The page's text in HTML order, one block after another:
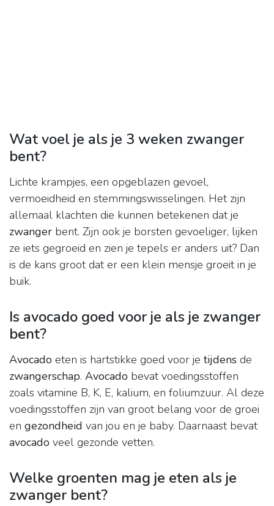
Wat voel je als je 3 weken zwanger
bent?
Lichte krampjes, een opgeblazen gevoel,
vermoeidheid en stemmingswisselingen. Het zijn
allemaal klachten die kunnen betekenen dat je
zwanger bent. Zijn ook je borsten gevoeliger, lijken
ze iets gegroeid en zien je tepels er anders uit? Dan
is de kans groot dat er een klein mensje groeit in je
buik.
Is avocado goed voor je als je zwanger
bent?
Avocado eten is hartstikke goed voor je tijdens de
zwangerschap. Avocado bevat voedingsstoffen
zoals vitamine B, K, E, kalium, en foliumzuur. Al deze
voedingsstoffen zijn van groot belang voor de groei
en gezondheid van jou en je baby. Daarnaast bevat
avocado veel gezonde vetten.
Welke groenten mag je eten als je
zwanger bent?